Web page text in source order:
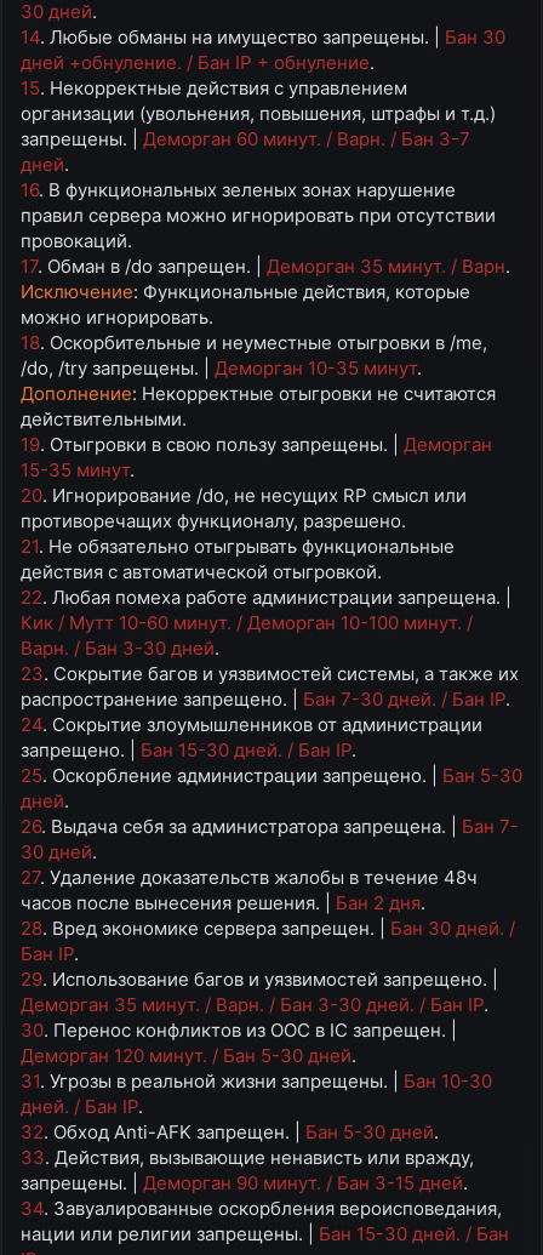
30 дней.
14. Любые обманы на имущество запрещены. | Бан 30
дней +обнуление. / Бан IP + обнуление.
15. Некорректные действия с управлением
организации (увольнения, повышения, штрафы и т.д.)
запрещены. | Деморган 60 минут. / Варн. / Бан 3-7
дней.
16. В функциональных зеленых зонах нарушение
правил сервера можно игнорировать при отсутствии
провокаций.
17. Обман в /do запрещен. | Деморган 35 минут. / Варн.
Исключение: Функциональные действия, которые
можно игнорировать.
18. Оскорбительные и неуместные отыгровки в /me,
/do, /try запрещены. | Деморган 10-35 минут.
Дополнение: Некорректные отыгровки не считаются
действительными.
19. Отыгровки в свою пользу запрещены. | Деморган
15-35 минут.
20. Игнорирование /do, не несущих RP смысл или
противоречащих функционалу, разрешено.
21. Не обязательно отыгрывать функциональные
действия с автоматической отыгровкой.
22. Любая помеха работе администрации запрещена. |
Кик / Мутт 10-60 минут. / Деморган 10-100 минут. /
Варн. / Бан 3-30 дней.
23. Сокрытие багов и уязвимостей системы, а также их
распространение запрещено. | Бан 7-30 дней. / Бан IP.
24. Сокрытие злоумышленников от администрации
запрещено. | Бан 15-30 дней. / Бан IP.
25. Оскорбление администрации запрещено. | Бан 5-30
дней.
26. Выдача себя за администратора запрещена. | Бан 7-
30 дней.
27. Удаление доказательств жалобы в течение 48ч
часов после вынесения решения. | Бан 2 дня.
28. Вред экономике сервера запрещен. | Бан 30 дней. /
Бан IP.
29. Использование багов и уязвимостей запрещено. |
Деморган 35 минут. / Варн. / Бан 3-30 дней. / Бан IP.
30. Перенос конфликтов из OOC в IC запрещен. |
Деморган 120 минут. / Бан 5-30 дней.
31. Угрозы в реальной жизни запрещены. | Бан 10-30
дней. / Бан IP.
32. Обход Anti-AFK запрещен. | Бан 5-30 дней.
33. Действия, вызывающие ненависть или вражду,
запрещены. | Деморган 90 минут. / Бан 3-15 дней.
34. Завуалированные оскорбления вероисповедания,
нации или религии запрещены. | Бан 15-30 дней. / Бан